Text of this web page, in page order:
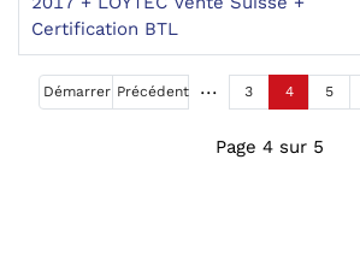
Certification BTL
Démarrer Précédent 3 4 5
Page 4 sur 5